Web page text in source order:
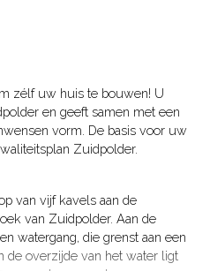
zélf uw huis te bouwen! U
en geeft samen met een
vorm. De basis voor uw
Zuidpolder.
van vijf kavels aan de
van Zuidpolder. Aan de
watergang, die grenst aan een
de overzijde van het water ligt